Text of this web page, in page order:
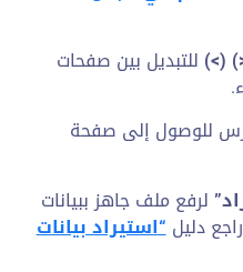
(<) للتبديل بين صفحات
للوصول إلى صفحة
لرفع ملف جاهز ببيانات
دليل“استيراد بيانات